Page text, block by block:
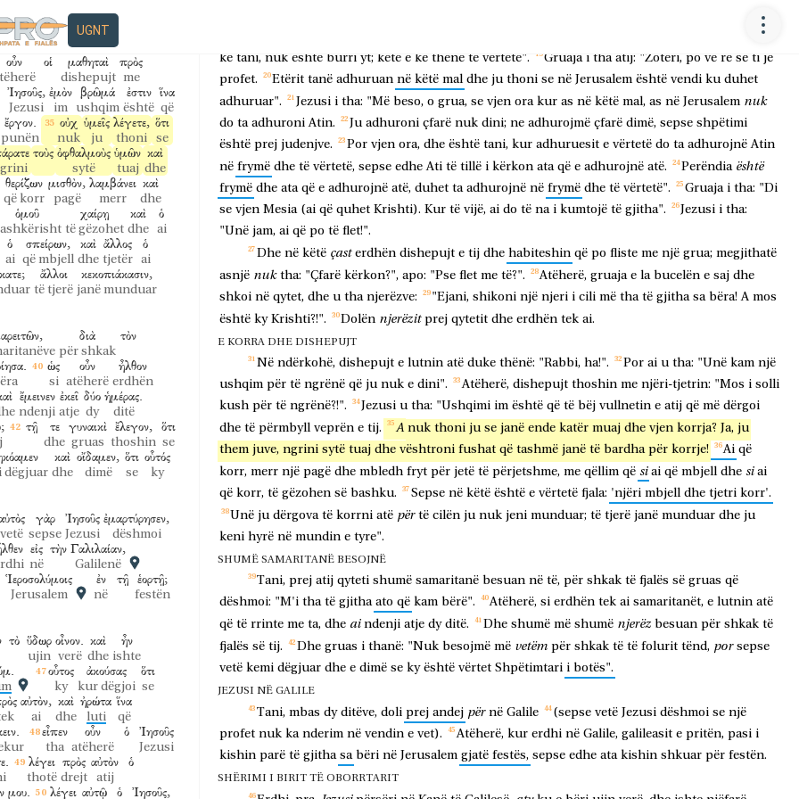
UGNT
tek ai
φάγε.
ha
ὁ
ai
δὲ
por
εἶπεν
tha
οὖν οἱ μαθηταὶ
dishepujt
πρὸς
me
Ἰησοῦς,
Jezusi
ἐμὸν
im
βρῶμά
ushqim
ἐστιν
është
ἵνα
që
ἔργον.
punën
οὐχ
nuk
ὑμεῖς
ju
λέγετε,
thoni
ὅτι
se
τοὺς ὀφθαλμοὺς
sytë
ὑμῶν
tuaj
καὶ
dhe
θερίζων
që korr
μισθὸν,
pagë
λαμβάνει
merr
καὶ
dhe
ὁμοῦ χαίρῃ
të gëzohet
καὶ
dhe
ὁ
ai
ὁ
ai
σπείρων,
që mbjell
καὶ
dhe
ἄλλος
tjetër
ὁ
ai
ἄλλοι
të tjerë
κεκοπιάκασιν,
janë munduar
διὰ
për shkak
τὸν
ὡς
si
οὖν
atëherë
ἦλθον
erdhën
ἔμεινεν
ndenji
ἐκεῖ
atje
δύο
dy
ἡμέρας.
ditë
τῇ τε
dhe
γυναικὶ
gruas
ἔλεγον,
thoshin
ὅτι
se
dëgjuar
καὶ
dhe
οἴδαμεν,
dimë
ὅτι
se
οὗτός
ky
vetë
γὰρ
sepse
Ἰησοῦς
Jezusi
ἐμαρτύρησεν,
dëshmoi
εἰς
në
τὴν Γαλιλαίαν,
Galilenë
Ἱεροσολύμοις
Jerusalem
ἐν
në
τῇ ἑορτῇ;
festën
τὸ ὕδωρ
ujin
οἶνον.
verë
καὶ
dhe
ἦν
ishte
οὗτος
ky
ἀκούσας
kur dëgjoi
ὅτι
se
αὐτὸν,
ai
καὶ
dhe
ἠρώτα
luti
ἵνα
që
εἶπεν
tha
οὖν
atëherë
ὁ Ἰησοῦς
Jezusi
λέγει
thotë
πρὸς
drejt
αὐτὸν
atij
ὁ
μου. λέγει αὐτῷ ὁ Ἰησοῦς,
dhe
që
ke tani, nuk është burri yt; këtë e ke thënë të vërtetë". Gruaja i tha atij: "Zotëri, po vë re se ti je
profet.
Etërit tanë adhuruan në këtë mal dhe ju thoni se në Jerusalem është vendi ku duhet
adhuruar".
Jezusi i tha: "Më beso, o grua, se vjen ora kur as në këtë mal, as në Jerusalem nuk
do ta adhuroni Atin. Ju adhuroni çfarë nuk dini; ne adhurojmë çfarë dimë, sepse shpëtimi
është prej judenjve. Por vjen ora, dhe është tani, kur adhuruesit e vërtetë do ta adhurojnë Atin
në frymë dhe të vërtetë, sepse edhe Ati të tillë i kërkon ata që e adhurojnë atë. Perëndia është
frymë dhe ata që e adhurojnë atë, duhet ta adhurojnë në frymë dhe të vërtetë". Gruaja i tha: "Di
se vjen Mesia (ai që quhet Krishti). Kur të vijë, ai do të na i kumtojë të gjitha". Jezusi i tha:
"Unë jam, ai që po të flet!".
Dhe në këtë çast erdhën dishepujt e tij dhe habiteshin që po fliste me një grua; megjithatë
asnjë nuk tha: "Çfarë kërkon?", apo: "Pse flet me të?". Atëherë, gruaja e la bucelën e saj dhe
shkoi në qytet, dhe u tha njerëzve: "Ejani, shikoni një njeri i cili më tha të gjitha sa bëra! A mos
është ky Krishti?!". Dolën njerëzit prej qytetit dhe erdhën tek ai.
E KORRA DHE DISHEPUJT
Në ndërkohë, dishepujt e lutnin atë duke thënë: "Rabbi, ha!". Por ai u tha: "Unë kam një
ushqim për të ngrënë që ju nuk e dini". Atëherë, dishepujt thoshin me njëri-tjetrin: "Mos i solli
kush për të ngrënë?!". Jezusi u tha: "Ushqimi im është që të bëj vullnetin e atij që më dërgoi
dhe të përmbyll veprën e tij. A nuk thoni ju se janë ende katër muaj dhe vjen korrja? Ja, ju
them juve, ngrini sytë tuaj dhe vështroni fushat që tashmë janë të bardha për korrje! Ai që
korr, merr një pagë dhe mbledh fryt për jetë të përjetshme, me qëllim që si ai që mbjell dhe si ai
që korr, të gëzohen së bashku. Sepse në këtë është e vërtetë fjala: 'njëri mbjell dhe tjetri korr'.
Unë ju dërgova të korrni atë për të cilën ju nuk jeni munduar; të tjerë janë munduar dhe ju
keni hyrë në mundin e tyre".
SHUMË SAMARITANË BESOJNË
Tani, prej atij qyteti shumë samaritanë besuan në të, për shkak të fjalës së gruas që
dëshmoi: "M'i tha të gjitha ato që kam bërë". Atëherë, si erdhën tek ai samaritanët, e lutnin atë
që të rrinte me ta, dhe ai ndenji atje dy ditë. Dhe shumë më shumë njerëz besuan për shkak të
fjalës së tij. Dhe gruas i thanë: "Nuk besojmë më vetëm për shkak të të folurit tënd, por sepse
vetë kemi dëgjuar dhe e dimë se ky është vërtet Shpëtimtari i botës".
JEZUSI NË GALILE
Tani, mbas dy ditëve, doli prej andej për në Galile (sepse vetë Jezusi dëshmoi se një
profet nuk ka nderim në vendin e vet). Atëherë, kur erdhi në Galile, galileasit e pritën, pasi i
kishin parë të gjitha sa bëri në Jerusalem gjatë festës, sepse edhe ata kishin shkuar për festën.
SHËRIMI I BIRIT TË OBORRTARIT